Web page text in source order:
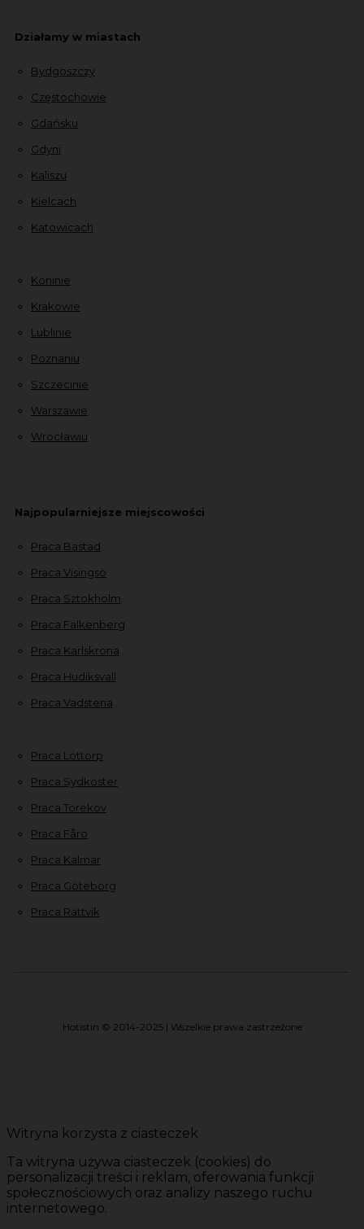
Działamy w miastach
Bydgoszczy
Częstochowie
Gdańsku
Gdyni
Kaliszu
Kielcach
Katowicach
Koninie
Krakowie
Lublinie
Poznaniu
Szczecinie
Warszawie
Wrocławiu
Najpopularniejsze miejscowości
Praca Bastad
Praca Visingsö
Praca Sztokholm
Praca Falkenberg
Praca Karlskrona
Praca Hudiksvall
Praca Vadstena
Praca Löttorp
Praca Sydkoster
Praca Torekov
Praca Fårö
Praca Kalmar
Praca Göteborg
Praca Rättvik
Hotistin © 2014-2025 | Wszelkie prawa zastrzeżone
Witryna korzysta z ciasteczek
Ta witryna używa ciasteczek (cookies) do
personalizacji treści i reklam, oferowania funkcji
społecznościowych oraz analizy naszego ruchu
internetowego.